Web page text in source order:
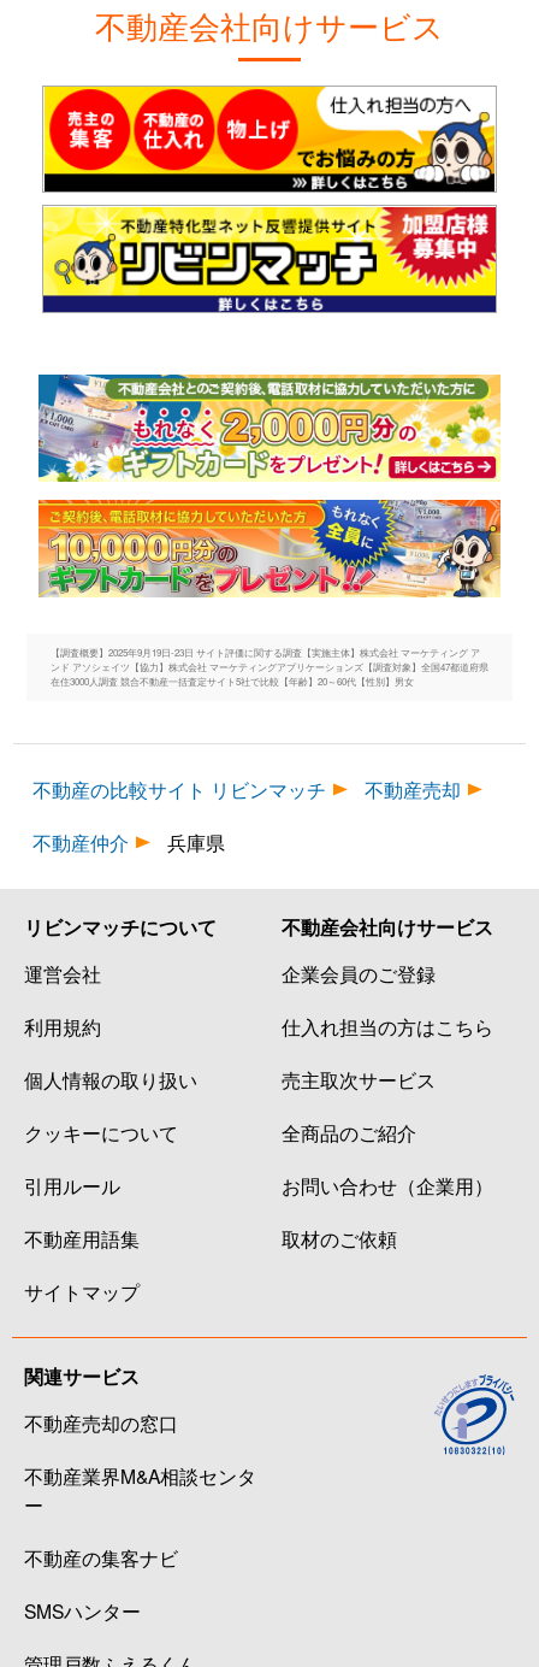
不動産会社向けサービス
【調査概要】2025年9月19日-23日 サイト評価に関する調査【実施主体】株式会社 マーケティング ア
ンド アソシェイツ【協力】株式会社 マーケティングアプリケーションズ【調査対象】全国47都道府県
在住3000人調査 競合不動産一括査定サイト5社で比較【年齢】20～60代【性別】男女
不動産の比較サイト リビンマッチ
不動産売却
不動産仲介
兵庫県
リビンマッチについて
運営会社
利用規約
個人情報の取り扱い
クッキーについて
引用ルール
不動産用語集
サイトマップ
不動産会社向けサービス
企業会員のご登録
仕入れ担当の方はこちら
売主取次サービス
全商品のご紹介
お問い合わせ（企業用）
取材のご依頼
関連サービス
不動産売却の窓口
不動産業界M&A相談センタ
ー
不動産の集客ナビ
SMSハンター